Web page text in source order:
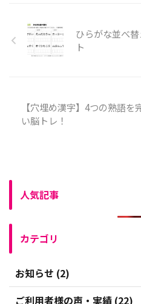
ひらがな並べ
ト
【穴埋め漢字】4つの熟語を
い脳トレ！
人気記事
カテゴリ
お知らせ (2)
ご利用者様の声・実績 (22)